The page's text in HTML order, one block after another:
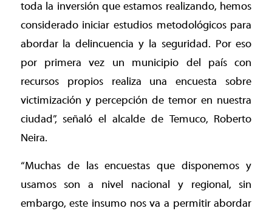
toda la inversión que estamos realizando, hemos
considerado iniciar estudios metodológicos para
abordar la delincuencia y la seguridad. Por eso
por primera vez un municipio del país con
recursos propios realiza una encuesta sobre
victimización y percepción de temor en nuestra
ciudad”, señaló el alcalde de Temuco, Roberto
Neira.
“Muchas de las encuestas que disponemos y
usamos son a nivel nacional y regional, sin
embargo, este insumo nos va a permitir abordar